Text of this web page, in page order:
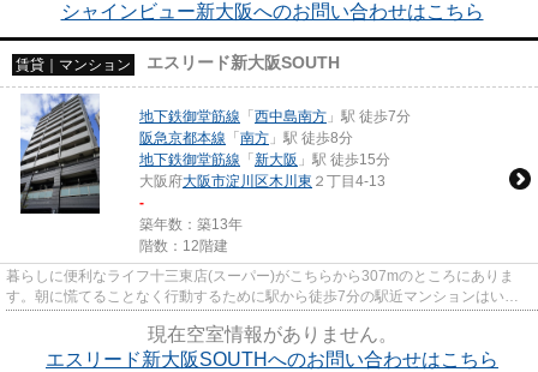
シャインビュー新大阪へのお問い合わせはこちら
賃貸｜マンション エスリード新大阪SOUTH
地下鉄御堂筋線 「 西中島南方 」駅 徒歩7分
阪急京都本線 「 南方 」駅 徒歩8分
地下鉄御堂筋線 「 新大阪 」駅 徒歩15分
大阪府大阪市淀川区木川東 ２丁目4-13
-
築年数：築13年
階数：12階建
暮らしに便利なライフ十三東店(スーパー)がこちらから307mのところにありま
す。朝に慌てることなく行動するために駅から徒歩7分の駅近マンションはいか
現在空室情報がありません。
エスリード新大阪SOUTHへのお問い合わせはこちら